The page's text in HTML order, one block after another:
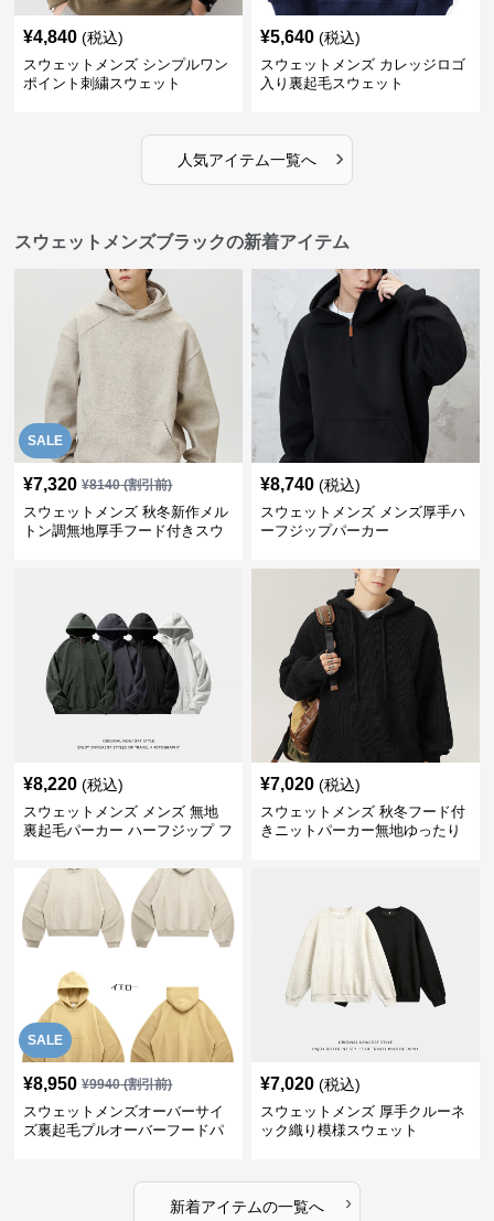
¥4,840 (税込)
スウェットメンズ シンプルワン
ポイント刺繍スウェット
¥5,640 (税込)
スウェットメンズ カレッジロゴ
入り裏起毛スウェット
人気アイテム一覧へ ›
スウェットメンズブラックの新着アイテム
SALE
¥7,320 ¥8140(割引前)
スウェットメンズ 秋冬新作メル
トン調無地厚手フード付きスウ
¥8,740 (税込)
スウェットメンズ メンズ厚手ハ
ーフジップパーカー
¥8,220 (税込)
スウェットメンズ メンズ 無地
裏起毛パーカー ハーフジップ フ
¥7,020 (税込)
スウェットメンズ 秋冬フード付
きニットパーカー無地ゆったり
SALE
¥8,950 ¥9940(割引前)
スウェットメンズオーバーサイ
ズ裏起毛プルオーバーフードパ
¥7,020 (税込)
スウェットメンズ 厚手クルーネ
ック織り模様スウェット
新着アイテムの一覧へ ›